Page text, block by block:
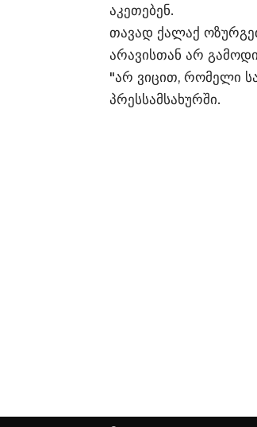
აკეთებენ.
თავად ქალაქ
არავისთან არ
"არ ვიცით, რომელი
პრესსამსახურში.